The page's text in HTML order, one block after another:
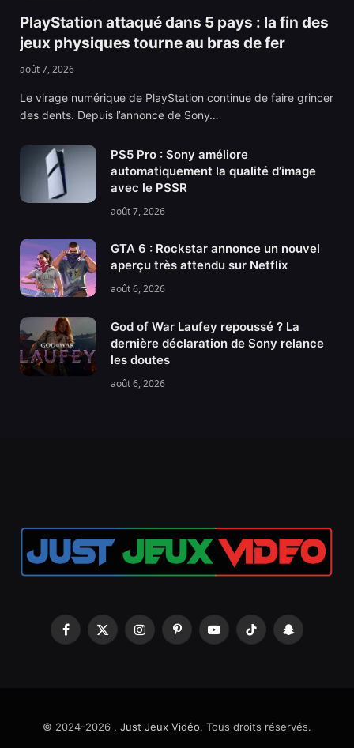
PlayStation attaqué dans 5 pays : la fin des
jeux physiques tourne au bras de fer
août 7, 2026
Le virage numérique de PlayStation continue de faire grincer
des dents. Depuis l’annonce de Sony…
PS5 Pro : Sony améliore
automatiquement la qualité d’image
avec le PSSR
août 7, 2026
GTA 6 : Rockstar annonce un nouvel
aperçu très attendu sur Netflix
août 6, 2026
God of War Laufey repoussé ? La
dernière déclaration de Sony relance
les doutes
août 6, 2026
Facebook
X
InstagramPinterestYouTubeTikTok Snapchat
© 2024-2026 . Just Jeux Vidéo. Tous droits réservés.